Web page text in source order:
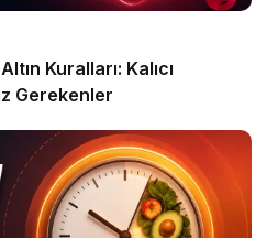
Kuralları: Kalıcı
Gerekenler